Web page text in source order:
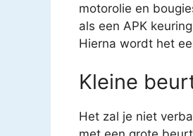
motorolie en
als een APK
Hierna wordt het
Kleine
Het zal je niet